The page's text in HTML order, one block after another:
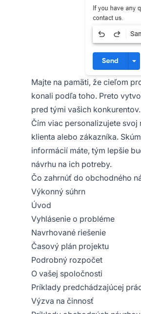
Majte na pamäti, že cieľom
konali podľa toho. Preto
pred tými vašich konkurentov.
Čím viac personalizujete
klienta alebo zákazníka.
informácií máte, tým lepšie
návrhu na ich potreby.
Čo zahrnúť do obchodného
Výkonný súhrn
Úvod
Vyhlásenie o probléme
Navrhované riešenie
Časový plán projektu
Podrobný rozpočet
O vašej spoločnosti
Príklady predchádzajúcej
Výzva na činnosť